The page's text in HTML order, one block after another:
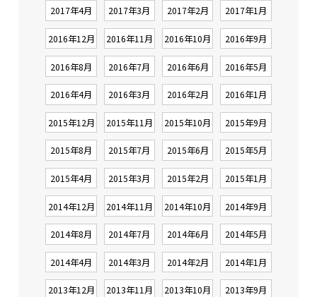
2017年4月 2017年3月 2017年2月 2017年1月
2016年12月 2016年11月 2016年10月 2016年9月
2016年8月 2016年7月 2016年6月 2016年5月
2016年4月 2016年3月 2016年2月 2016年1月
2015年12月 2015年11月 2015年10月 2015年9月
2015年8月 2015年7月 2015年6月 2015年5月
2015年4月 2015年3月 2015年2月 2015年1月
2014年12月 2014年11月 2014年10月 2014年9月
2014年8月 2014年7月 2014年6月 2014年5月
2014年4月 2014年3月 2014年2月 2014年1月
2013年12月 2013年11月 2013年10月 2013年9月